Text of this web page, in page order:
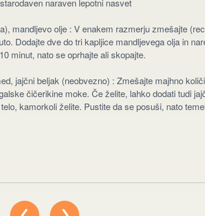
naraven lepotni nasvet
mandljevo olje : V enakem razmerju zmešajte
Dodajte dve do tri kapljice mandljevega olja in
minut, nato se oprhajte ali skopajte.
jajčni beljak (neobvezno) : Zmešajte majhno
čičerikine moke. Če želite, lahko dodati tudi
kamorkoli želite. Pustite da se posuši, nato